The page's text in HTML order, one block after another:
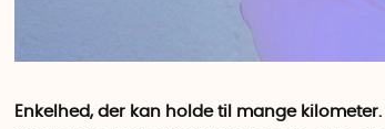
Enkelhed, der kan holde til mange